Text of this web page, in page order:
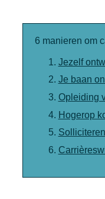
6 manieren om
Jezelf
Je baan
Opleiding
Hogerop